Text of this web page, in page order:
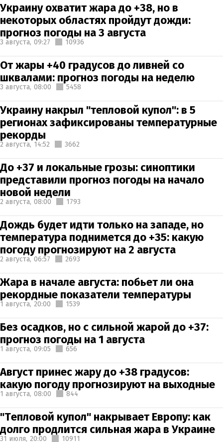
Украину охватит жара до +38, но в
некоторых областях пройдут дожди:
прогноз погоды на 3 августа
3 августа, 09:27 10936
От жары +40 градусов до ливней со
шквалами: прогноз погоды на неделю
3 августа, 08:00 5458
Украину накрыл "тепловой купол": в 5
регионах зафиксированы температурные
рекорды
2 августа, 14:52 3662
До +37 и локальные грозы: синоптики
представили прогноз погоды на начало
новой недели
2 августа, 08:00 1793
Дождь будет идти только на западе, но
температура поднимется до +35: какую
погоду прогнозируют на 2 августа
2 августа, 06:57 2693
Жара в начале августа: побьет ли она
рекордные показатели температуры
1 августа, 20:00 1539
Без осадков, но с сильной жарой до +37:
прогноз погоды на 1 августа
1 августа, 09:05 656
Август принес жару до +38 градусов:
какую погоду прогнозируют на выходные
1 августа, 08:00 844
"Тепловой купол" накрывает Европу: как
долго продлится сильная жара в Украине
31 июля, 20:00 10911